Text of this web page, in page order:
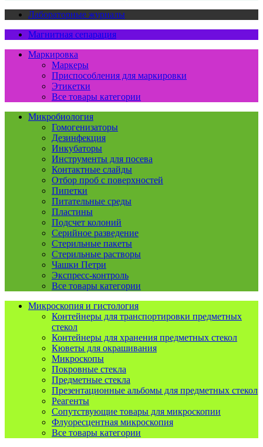
Лабораторные журналы
Магнитная сепарация
Маркировка
Маркеры
Приспособления для маркировки
Этикетки
Все товары категории
Микробиология
Гомогенизаторы
Дезинфекция
Инкубаторы
Инструменты для посева
Контактные слайды
Отбор проб с поверхностей
Пипетки
Питательные среды
Пластины
Подсчет колоний
Серийное разведение
Стерильные пакеты
Стерильные растворы
Чашки Петри
Экспресс-контроль
Все товары категории
Микроскопия и гистология
Контейнеры для транспортировки предметных
стекол
Контейнеры для хранения предметных стекол
Кюветы для окрашивания
Микроскопы
Покровные стекла
Предметные стекла
Презентационные альбомы для предметных стекол
Реагенты
Сопутствующие товары для микроскопии
Флуоресцентная микроскопия
Все товары категории